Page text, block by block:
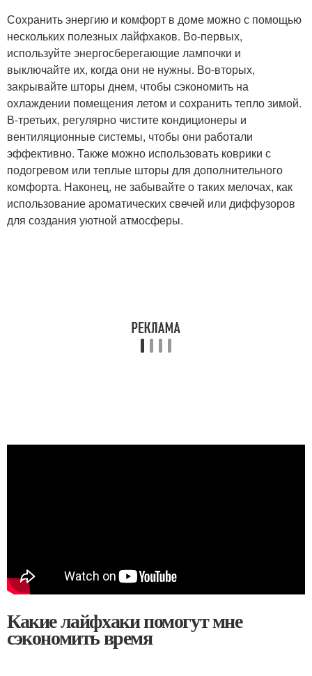
Сохранить энергию и комфорт в доме можно с помощью
нескольких полезных лайфхаков. Во-первых,
используйте энергосберегающие лампочки и
выключайте их, когда они не нужны. Во-вторых,
закрывайте шторы днем, чтобы сэкономить на
охлаждении помещения летом и сохранить тепло зимой.
В-третьих, регулярно чистите кондиционеры и
вентиляционные системы, чтобы они работали
эффективно. Также можно использовать коврики с
подогревом или теплые шторы для дополнительного
комфорта. Наконец, не забывайте о таких мелочах, как
использование ароматических свечей или диффузоров
для создания уютной атмосферы.
Какие лайфхаки помогут мне
сэкономить время